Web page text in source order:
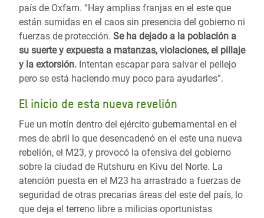
país de Oxfam. “Hay amplias franjas en el este que
están sumidas en el caos sin presencia del gobierno ni
fuerzas de protección. Se ha dejado a la población a
su suerte y expuesta a matanzas, violaciones, el pillaje
y la extorsión. Intentan escapar para salvar el pellejo
pero se está haciendo muy poco para ayudarles”.
El inicio de esta nueva revelión
Fue un motín dentro del ejército gubernamental en el
mes de abril lo que desencadenó en el este una nueva
rebelión, el M23, y provocó la ofensiva del gobierno
sobre la ciudad de Rutshuru en Kivu del Norte. La
atención puesta en el M23 ha arrastrado a fuerzas de
seguridad de otras precarias áreas del este del país, lo
que deja el terreno libre a milicias oportunistas